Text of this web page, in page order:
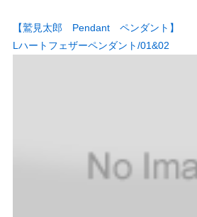
【鷲見太郎 Pendant ペンダント】
Lハートフェザーペンダント/01&02